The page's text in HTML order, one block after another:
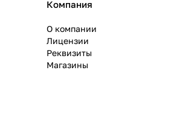
Компания
О компании
Лицензии
Реквизиты
Магазины